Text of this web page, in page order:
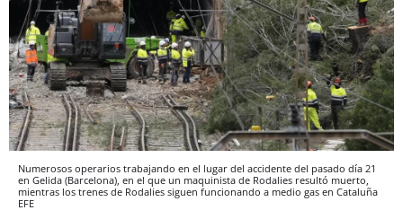
Numerosos operarios trabajando en el lugar del accidente del pasado día 21
en Gelida (Barcelona), en el que un maquinista de Rodalies resultó muerto,
mientras los trenes de Rodalies siguen funcionando a medio gas en Cataluña
EFE